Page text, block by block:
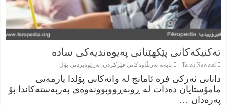
تەکنیکەکانی پێکهێنانی پەیوەندیەکی سادە
Tarza Nawzad بابەتە بەربڵاوەكانى فێركردن,بەڕێوەبردنى پۆل
دانانی ئەرکی فرە ئامانج لە وانەکانی پۆلدا یارمەتی
مامۆستایان دەدات لە ڕوبەڕووبوونەوەی بەربەستەکاندا بۆ
پەرەدان …